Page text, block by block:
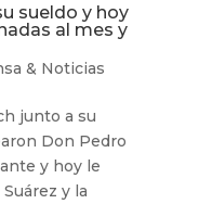
sueldo y hoy
al mes y
& Noticias
junto a su
Don Pedro
y hoy le
y la